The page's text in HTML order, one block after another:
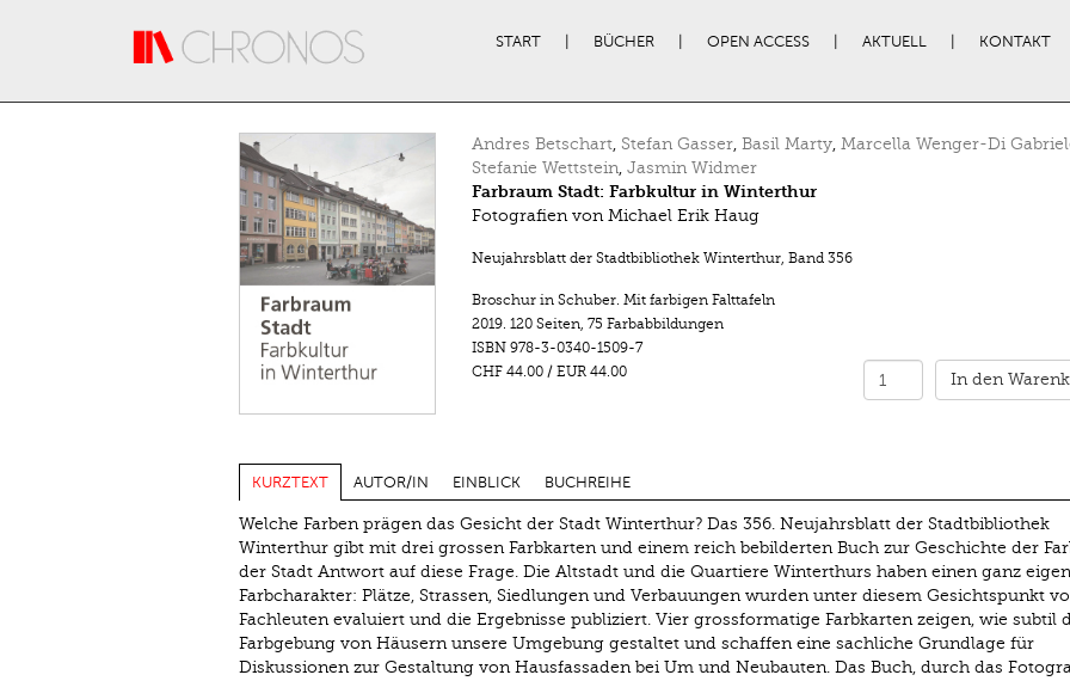
START BÜCHER OPEN ACCESS AKTUELL KONTAKT
Andres Betschart, Stefan Gasser, Basil Marty, Marcella Wenger-Di
Stefanie Wettstein, Jasmin Widmer
Farbraum Stadt: Farbkultur in Winterthur
Fotografien von Michael Erik Haug
Neujahrsblatt der Stadtbibliothek Winterthur, Band 356
Broschur in Schuber. Mit farbigen Falttafeln
2019. 120 Seiten, 75 Farbabbildungen
ISBN 978-3-0340-1509-7
CHF 44.00/ EUR 44.00 In den
KURZTEXT AUTOR/IN EINBLICK BUCHREIHE
Welche Farben prägen das Gesicht der Stadt Winterthur? Das 356. Neujahrsblatt der Stadtbibliothek
Winterthur gibt mit drei grossen Farbkarten und einem reich bebilderten Buch zur Geschichte der
der Stadt Antwort auf diese Frage. Die Altstadt und die Quartiere Winterthurs ha­ben einen ganz
Farbcharakter: Plätze, Strassen, Siedlungen und Verbauungen wurden unter diesem Gesichtspunkt
Fachleu­ten evaluiert und die Ergebnisse publiziert. Vier grossformatige Farbkarten zeigen, wie subtil
Farbgebung von Häusern unsere Umgebung gestaltet und schaffen eine sachliche Grundlage für
Diskussionen zur Gestaltung von Hausfassaden bei Um­ und Neubauten. Das Buch, durch das